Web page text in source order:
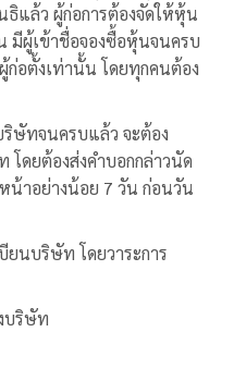
แล้ว ผู้ก่อการต้องจัดให้หุ้น
ผู้เข้าชื่อจองซื้อหุ้นจนครบ
อตั้งเท่านั้น โดยทุกคนต้อง
ษัทจนครบแล้ว จะต้อง
โดยต้องส่งคำบอกกล่าวนัด
น้าอย่างน้อย 7 วัน ก่อนวัน
ยนบริษัท โดยวาระการ
บริษัท